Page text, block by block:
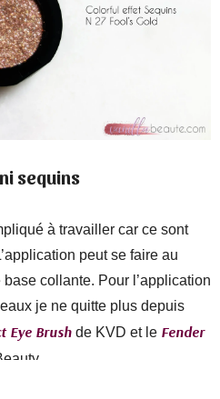
sequins
à travailler car ce sont
peut se faire au
collante. Pour l’application
je ne quitte plus depuis
Eye Brush de KVD et le Fender